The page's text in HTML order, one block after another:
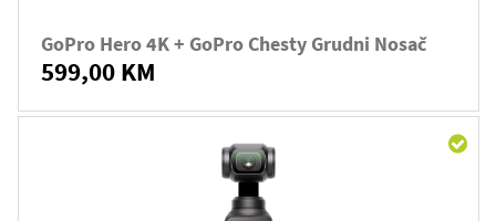
GoPro Hero 4K + GoPro Chesty Grudni Nosač
599,00 KM